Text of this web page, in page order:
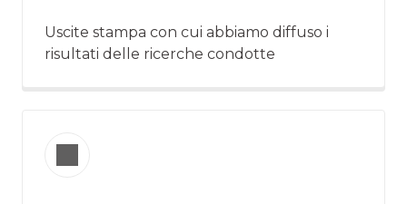
Uscite stampa con cui abbiamo diffuso i
risultati delle ricerche condotte